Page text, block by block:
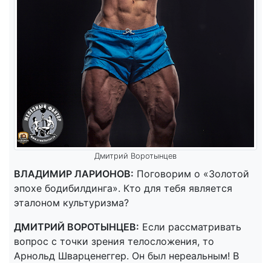
Дмитрий Воротынцев
ВЛАДИМИР ЛАРИОНОВ: Поговорим о «Золотой
эпохе бодибилдинга». Кто для тебя является
эталоном культуризма?
ДМИТРИЙ ВОРОТЫНЦЕВ: Если рассматривать
вопрос с точки зрения телосложения, то
Арнольд Шварценеггер. Он был нереальным! В